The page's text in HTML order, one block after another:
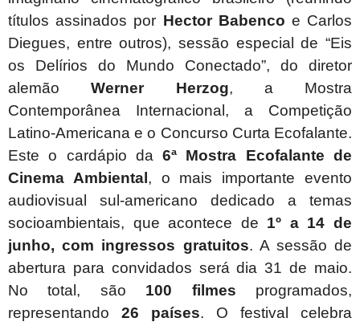
títulos assinados por Hector Babenco e Carlos
Diegues, entre outros), sessão especial de “Eis
os Delírios do Mundo Conectado”, do diretor
alemãoWerner Herzog, a Mostra
Contemporânea Internacional, a Competição
Latino-Americana e o Concurso Curta Ecofalante.
Este o cardápio da6ª Mostra Ecofalante de
Cinema Ambiental , o mais importante evento
audiovisual sul-americano dedicado a temas
socioambientais, que acontece de 1º a 14 de
junho, com ingressos gratuitos. A sessão de
abertura para convidados será dia 31 de maio.
No total, são 100 filmes programados,
representando 26 países. O festival celebra